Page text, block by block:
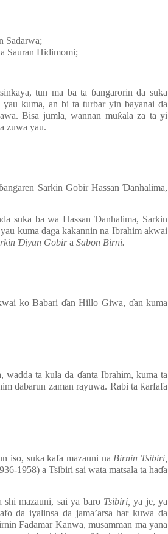
Sadarwa;
Sauran Hidimomi;
tun ma ba ta ɓangarorin da suka
yau kuma, an bi ta turbar yin bayanai da
Bisa jumla, wannan muƙala za ta yi
zuwa yau.
ɓangaren Sarkin Gobir HassanƊanhalima,
suka ba wa HassanƊanhalima, Sarkin
kuma daga kakannin na Ibrahim akwai
Ɗiyan Gobira Sabon Birni.
ko Babari ɗan Hillo Giwa, ɗan kuma
wadda ta kula da ɗanta Ibrahim, kuma ta
dabarun zaman rayuwa. Rabi ta ƙarfafa
iso, suka kafa mazauni na Birnin Tsibiri,
1958) a Tsibiri sai wata matsala ta haɗa
shi mazauni, sai ya baro Tsibiri,ya je, ya
da iyalinsa da jama’arsa har kuwa da
Fadamar Kanwa, musamman ma yana